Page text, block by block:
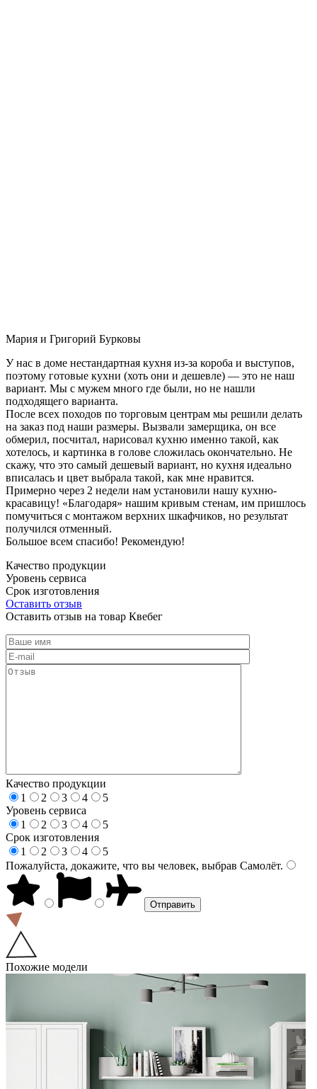
Мария и Григорий Бурковы
У нас в доме нестандартная кухня из-за короба и выступов,
поэтому готовые кухни (хоть они и дешевле) — это не наш
вариант. Мы с мужем много где были, но не нашли
подходящего варианта.
После всех походов по торговым центрам мы решили делать
на заказ под наши размеры. Вызвали замерщика, он все
обмерил, посчитал, нарисовал кухню именно такой, как
хотелось, и картинка в голове сложилась окончательно. Не
скажу, что это самый дешевый вариант, но кухня идеально
вписалась и цвет выбрала такой, как мне нравится.
Примерно через 2 недели нам установили нашу кухню-
красавицу! «Благодаря» нашим кривым стенам, им пришлось
помучиться с монтажом верхних шкафчиков, но результат
получился отменный.
Большое всем спасибо! Рекомендую!
Качество продукции
Уровень сервиса
Срок изготовления
Оставить отзыв
Оставить отзыв на товар Квебег
Качество продукции
1
2 3 4
5
Уровень сервиса
1
2 3 4
5
Срок изготовления
1
2 3 4
5
Пожалуйста, докажите, что вы человек, выбрав Самолёт.
Похожие модели